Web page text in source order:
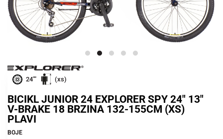
24"" (xs)
BICIKL JUNIOR 24 EXPLORER SPY 24" 13"
V-BRAKE 18 BRZINA 132-155CM (XS)
PLAVI
BOJE